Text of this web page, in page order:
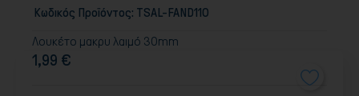
Κωδικός Προϊόντος: TSAL-FAND110
Λουκέτο μακρυ λαιμό 30mm
1,99 €